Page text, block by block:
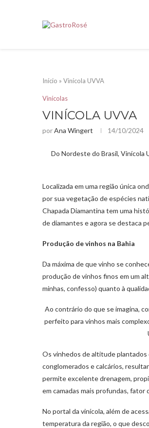
Início » Vinícola UVVA
Vinícolas
VINÍCOLA UVVA
porAna Wingert 14/10/2024
Do Nordeste do Brasil, Vinícola
Localizada em uma região única
por sua vegetação de espécies
Chapada Diamantina tem uma
de diamantes e agora se destaca
Produção de vinhos na Bahia
Da máxima de que vinho se
produção de vinhos finos em um
minhas, confesso) quanto à
Ao contrário do que se imagina,
perfeito para vinhos mais
Os vinhedos de altitude plantados
conglomerados e calcários,
permite excelente drenagem,
em camadas mais profundas,
No portal da vinícola, além de
temperatura da região, o que